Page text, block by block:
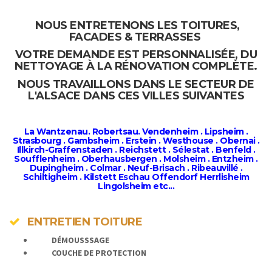
NOUS ENTRETENONS LES TOITURES,
FACADES & TERRASSES
VOTRE DEMANDE EST PERSONNALISÉE, DU
NETTOYAGE À LA RÉNOVATION COMPLÈTE.
NOUS TRAVAILLONS DANS LE SECTEUR DE
L'ALSACE DANS CES VILLES SUIVANTES
La Wantzenau. Robertsau. Vendenheim . Lipsheim .
Strasbourg . Gambsheim . Erstein . Westhouse . Obernai .
Illkirch-Graffenstaden . Reichstett . Sélestat . Benfeld .
Soufflenheim . Oberhausbergen . Molsheim . Entzheim .
Dupingheim . Colmar . Neuf-Brisach . Ribeauvillé .
Schiltigheim . Kilstett Eschau Offendorf Herrlisheim
Lingolsheim etc...
ENTRETIEN TOITURE
DÉMOUSSSAGE
COUCHE DE PROTECTION